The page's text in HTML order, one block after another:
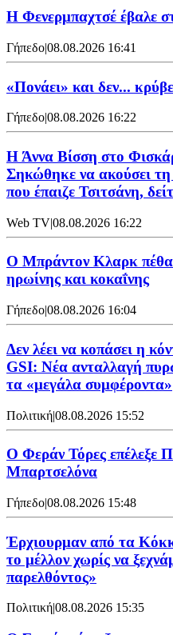
Η Φενερμπαχτσέ έβαλε
Γήπεδο|08.08.2026 16:41
«Πονάει» και δεν...
Γήπεδο|08.08.2026 16:22
Η Άννα Βίσση στο
Σηκώθηκε να ακούσει
που έπαιζε Τσιτσάνη,
Web TV|08.08.2026 16:22
Ο Μπράντον Κλαρκ
ηρωίνης και κοκαΐνης
Γήπεδο|08.08.2026 16:04
Δεν λέει να κοπάσει η
GSI: Νέα ανταλλαγή
τα «μεγάλα συμφέροντα»
Πολιτική|08.08.2026 15:52
Ο Φεράν Τόρες επέλεξε
Μπαρτσελόνα
Γήπεδο|08.08.2026 15:48
Έρχιουρμαν από τα
το μέλλον χωρίς να
παρελθόντος»
Πολιτική|08.08.2026 15:35